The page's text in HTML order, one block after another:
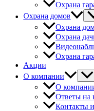
Охрана
Охрана домов
Охрана
Охрана
Охрана
Акции
О компании
О
Ответы на
Контакты